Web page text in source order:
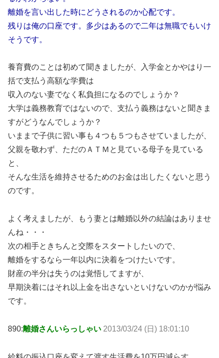
離婚を言い出した時にどうされるのか心配です。
残りは俺の口座です。多少はあるので二年は無職でもいけ
そうです。
養育費のことは初めて聞きましたが、入学金とかやはり一
括で支払う高額な学費は
収入のない妻でなく私負担になるのでしょうか？
大学は義務教育ではないので、支払う義務はないと聞きま
すがどうなんでしょうか？
いままで子供に習い事も４つも５つもさせていましたが、
父親を敬わず、ただのＡＴＭと見ている母子を見ている
と、
そんな生活を維持させるためのお金は出したくないと思う
のです。
よく考えましたが、もう妻とは離婚以外の結論はありませ
んね・・・
次の相手ときちんと交際をスタートしたいので、
離婚をするなら一年以内に決着をつけたいです。
財産の半分は失うのは覚悟してますが、
早期決着にはそれ以上金を出さないといけないのかが悩み
です。
890:離婚さんいらっしゃい 2013/03/24 (日) 18:01:10